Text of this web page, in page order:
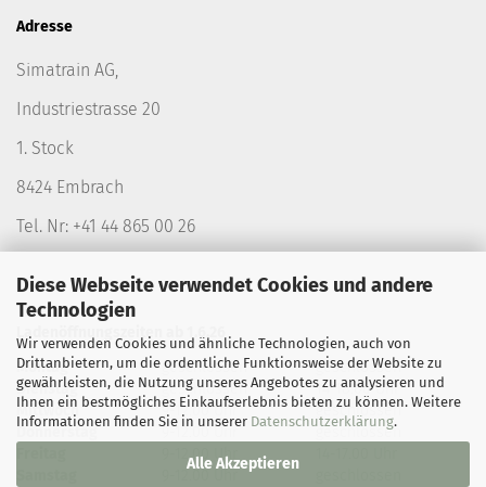
Diese Webseite verwendet Cookies und andere
Technologien
Wir verwenden Cookies und ähnliche Technologien, auch von
Drittanbietern, um die ordentliche Funktionsweise der Website zu
gewährleisten, die Nutzung unseres Angebotes zu analysieren und
Ihnen ein bestmögliches Einkaufserlebnis bieten zu können. Weitere
Informationen finden Sie in unserer Datenschutzerklärung.
Alle Akzeptieren
Adresse
Simatrain AG,
Industriestrasse 20
1. Stock
8424 Embrach
Tel. Nr: +41 44 865 00 26
Ladenöffnungszeiten ab 1.6.26
Montag
geschlossen
geschlossen
Dienstag
geschlossen
14-18.00 Uhr
Mittwoch
9-12.00 Uhr
geschlossen
Donnerstag
9-12.00 Uhr
geschlossen
9-12.00 Uhr